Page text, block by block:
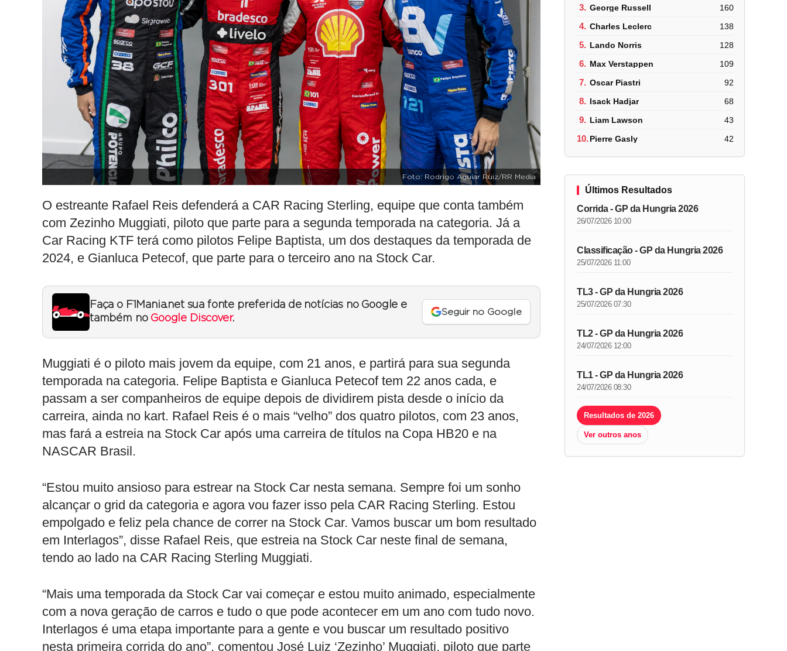
Foto: Rodrigo Aguiar Ruiz/RR Media
O estreante Rafael Reis defenderá a CAR Racing Sterling, equipe que conta também
com Zezinho Muggiati, piloto que parte para a segunda temporada na categoria. Já a
Car Racing KTF terá como pilotos Felipe Baptista, um dos destaques da temporada de
2024, e Gianluca Petecof, que parte para o terceiro ano na Stock Car.
Faça o F1Mania.net sua fonte preferida de notícias no Google e
também no Google Discover.
Seguir no Google
Muggiati é o piloto mais jovem da equipe, com 21 anos, e partirá para sua segunda
temporada na categoria. Felipe Baptista e Gianluca Petecof tem 22 anos cada, e
passam a ser companheiros de equipe depois de dividirem pista desde o início da
carreira, ainda no kart. Rafael Reis é o mais “velho” dos quatro pilotos, com 23 anos,
mas fará a estreia na Stock Car após uma carreira de títulos na Copa HB20 e na
NASCAR Brasil.
“Estou muito ansioso para estrear na Stock Car nesta semana. Sempre foi um sonho
alcançar o grid da categoria e agora vou fazer isso pela CAR Racing Sterling. Estou
empolgado e feliz pela chance de correr na Stock Car. Vamos buscar um bom resultado
em Interlagos”, disse Rafael Reis, que estreia na Stock Car neste final de semana,
tendo ao lado na CAR Racing Sterling Muggiati.
“Mais uma temporada da Stock Car vai começar e estou muito animado, especialmente
com a nova geração de carros e tudo o que pode acontecer em um ano com tudo novo.
Interlagos é uma etapa importante para a gente e vou buscar um resultado positivo
nesta primeira corrida do ano”, comentou José Luiz ‘Zezinho’ Muggiati, piloto que parte
3. George Russell 160
4. Charles Leclerc 138
5. Lando Norris 128
6. Max Verstappen 109
7. Oscar Piastri 92
8. Isack Hadjar 68
9. Liam Lawson 43
10.Pierre Gasly 42
Últimos Resultados
Corrida - GP da Hungria 2026
26/07/2026 10:00
Classificação - GP da Hungria 2026
25/07/2026 11:00
TL3 - GP da Hungria 2026
25/07/2026 07:30
TL2 - GP da Hungria 2026
24/07/2026 12:00
TL1 - GP da Hungria 2026
24/07/2026 08:30
Resultados de 2026
Ver outros anos